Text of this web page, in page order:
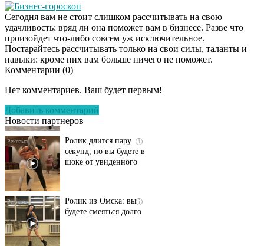
Бизнес-гороскоп
Сегодня вам не стоит слишком рассчитывать на свою
удачливость: вряд ли она поможет вам в бизнесе. Разве что
произойдет что-либо совсем уж исключительное.
Постарайтесь рассчитывать только на свои силы, таланты и
навыки: кроме них вам больше ничего не поможет.
Комментарии (0)
Нет комментариев. Ваш будет первым!
Добавить комментарий
Новости партнеров
Этот танец невесты
Пересмотрела 10 раз
секунд, но вы будете в
шоке от увиденного
будете смеяться долго